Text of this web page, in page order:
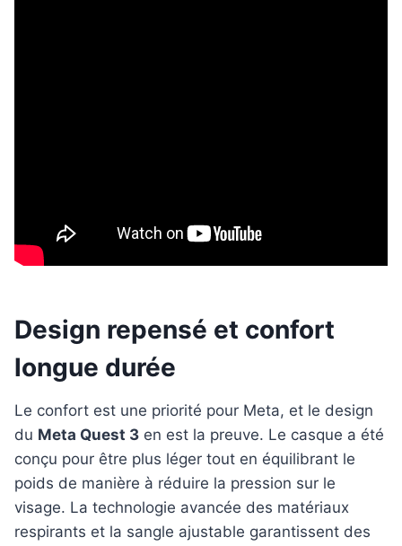
Design repensé et confort
longue durée
Le confort est une priorité pour Meta, et le design
du Meta Quest 3 en est la preuve. Le casque a été
conçu pour être plus léger tout en équilibrant le
poids de manière à réduire la pression sur le
visage. La technologie avancée des matériaux
respirants et la sangle ajustable garantissent des